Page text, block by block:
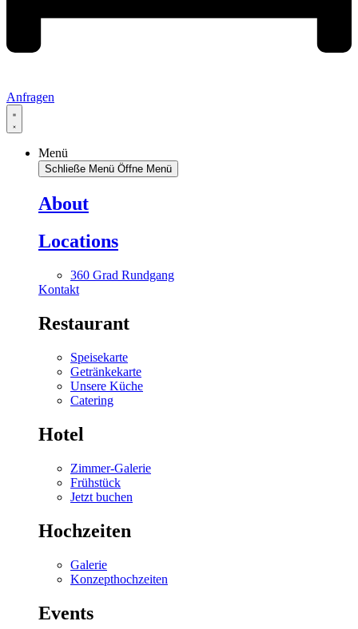
Anfragen
Menü
Schließe Menü Öffne Menü
About
Locations
360 Grad Rundgang
Kontakt
Restaurant
Speisekarte
Getränkekarte
Unsere Küche
Catering
Hotel
Zimmer-Galerie
Frühstück
Jetzt buchen
Hochzeiten
Galerie
Konzepthochzeiten
Events